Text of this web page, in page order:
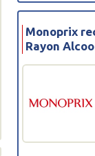
Monoprix
Rayon